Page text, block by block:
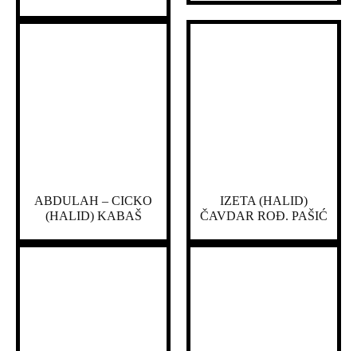
ABDULAH – CICKO
(HALID) KABAŠ
IZETA (HALID)
ČAVDAR ROĐ. PAŠIĆ